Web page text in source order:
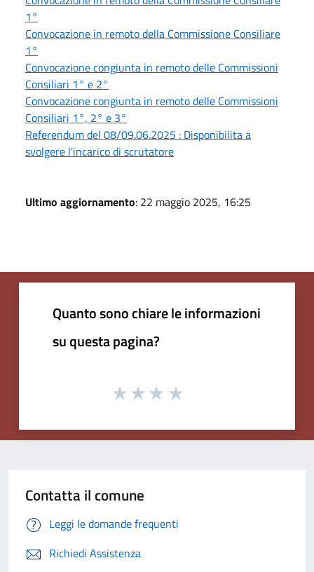
1°
Convocazione in remoto della Commissione Consiliare
1°
Convocazione congiunta in remoto delle Commissioni
Consiliari 1° e 2°
Convocazione congiunta in remoto delle Commissioni
Consiliari 1°, 2° e 3°
Referendum del 08/09.06.2025 : Disponibilita a
svolgere l'incarico di scrutatore
Ultimo aggiornamento: 22 maggio 2025, 16:25
Quanto sono chiare le informazioni
su questa pagina?
Contatta il comune
Leggi le domande frequenti
Richiedi Assistenza